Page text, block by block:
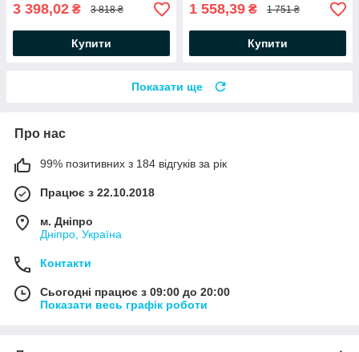
3 398,02 ₴ 3 818 ₴
Купити
1 558,39 ₴ 1 751 ₴
Купити
Показати ще
Про нас
99% позитивних з 184 відгуків за рік
Працює з 22.10.2018
м. Дніпро
Дніпро, Україна
Контакти
Сьогодні працює з 09:00 до 20:00
Показати весь графік роботи